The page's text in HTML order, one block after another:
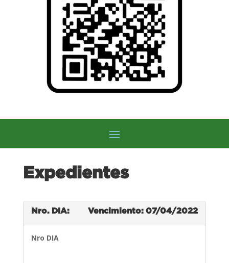
Expedientes
Nro. DIA: Vencimiento: 07/04/2022
Nro DIA